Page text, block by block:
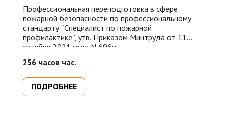
Профессиональная переподготовка в сфере
пожарной безопасности по профессиональному
стандарту “Специалист по пожарной
профилактике”, утв. Приказом Минтруда от 11
октября 2021 года N 696н.
256 часов час.
ПОДРОБНЕЕ